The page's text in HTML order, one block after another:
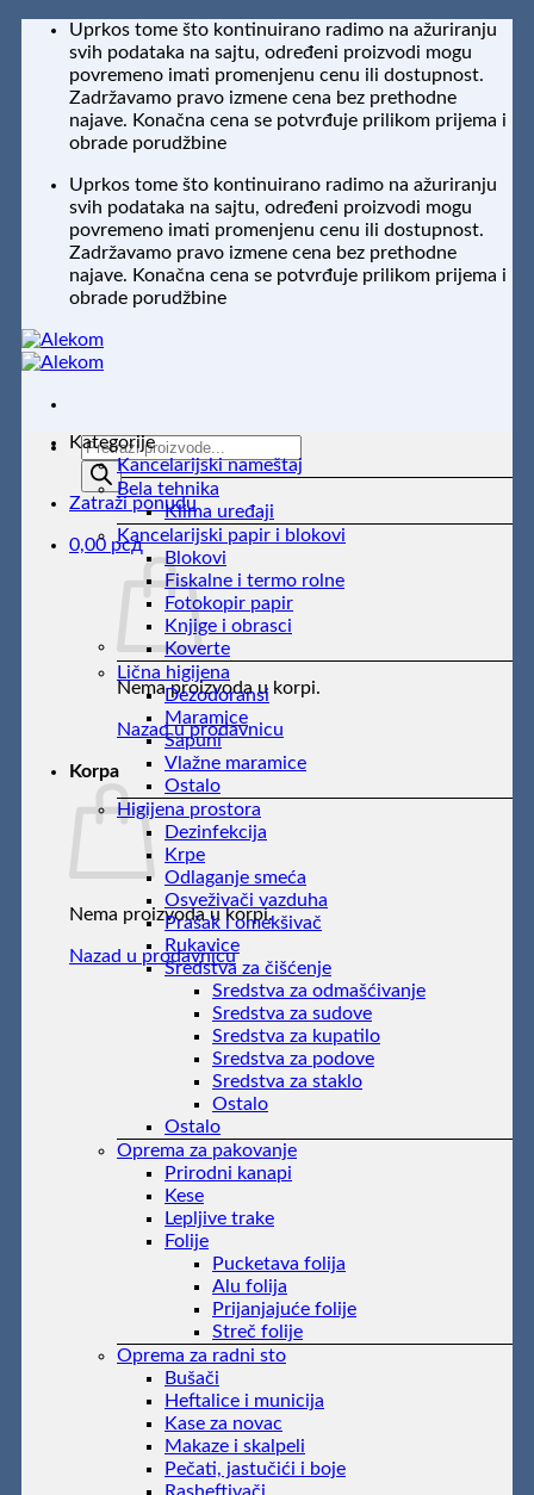
Preskoči
sadržaj
Uprkos tome što kontinuirano radimo na ažuriranju
svih podataka na sajtu, određeni proizvodi mogu
povremeno imati promenjenu cenu ili dostupnost.
Zadržavamo pravo izmene cena bez prethodne
najave. Konačna cena se potvrđuje prilikom prijema i
obrade porudžbine
Uprkos tome što kontinuirano radimo na ažuriranju
svih podataka na sajtu, određeni proizvodi mogu
povremeno imati promenjenu cenu ili dostupnost.
Zadržavamo pravo izmene cena bez prethodne
najave. Konačna cena se potvrđuje prilikom prijema i
obrade porudžbine
Products
search
Zatraži ponudu
0,00 рсд
Nema proizvoda u korpi.
Nazad u prodavnicu
Korpa
Nema proizvoda u korpi.
Nazad u prodavnicu
Kategorije
Kancelarijski nameštaj
Bela tehnika
Klima uređaji
Kancelarijski papir i blokovi
Blokovi
Fiskalne i termo rolne
Fotokopir papir
Knjige i obrasci
Koverte
Lična higijena
Dezodoransi
Maramice
Sapuni
Vlažne maramice
Ostalo
Higijena prostora
Dezinfekcija
Krpe
Odlaganje smeća
Osveživači vazduha
Prašak i omekšivač
Rukavice
Sredstva za čišćenje
Sredstva za odmašćivanje
Sredstva za sudove
Sredstva za kupatilo
Sredstva za podove
Sredstva za staklo
Ostalo
Ostalo
Oprema za pakovanje
Prirodni kanapi
Kese
Lepljive trake
Folije
Pucketava folija
Alu folija
Prijanjajuće folije
Streč folije
Oprema za radni sto
Bušači
Heftalice i municija
Kase za novac
Makaze i skalpeli
Pečati, jastučići i boje